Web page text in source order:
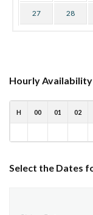
27 28
Hourly
H 00 01 02
Select the Dates